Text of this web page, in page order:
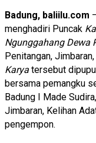
Badung, baliilu.com
menghadiri Puncak
Ngunggahang Dewa
Penitangan,
Karya tersebut
bersama pemangku
Badung I Made
Jimbaran, Kelihan
pengempon.